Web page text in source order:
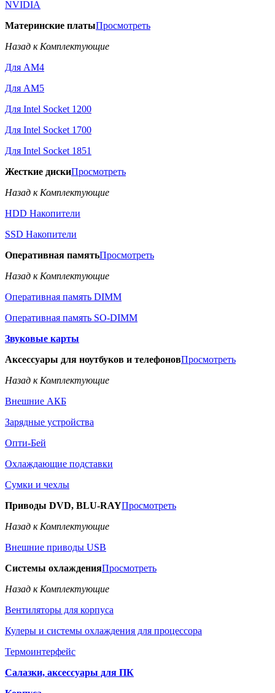
NVIDIA
Материнские платыПросмотреть
Назад к Комплектующие
Для AM4
Для AM5
Для Intel Socket 1200
Для Intel Socket 1700
Для Intel Socket 1851
Жесткие дискиПросмотреть
Назад к Комплектующие
HDD Накопители
SSD Накопители
Оперативная памятьПросмотреть
Назад к Комплектующие
Оперативная память DIMM
Оперативная память SO-DIMM
Звуковые карты
Аксессуары для ноутбуков и телефоновПросмотреть
Назад к Комплектующие
Внешние АКБ
Зарядные устройства
Опти-Бей
Охлаждающие подставки
Сумки и чехлы
Приводы DVD, BLU-RAYПросмотреть
Назад к Комплектующие
Внешние приводы USB
Системы охлажденияПросмотреть
Назад к Комплектующие
Вентиляторы для корпуса
Кулеры и системы охлаждения для процессора
Термоинтерфейс
Салазки, аксессуары для ПК